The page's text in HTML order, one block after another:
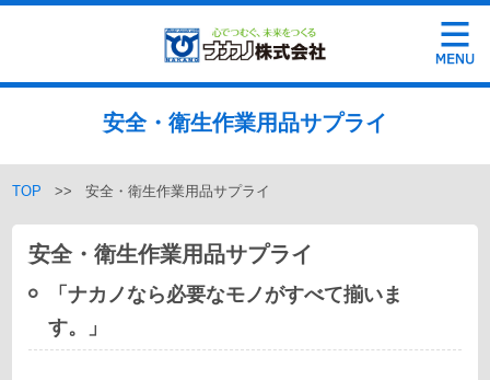
安全・衛生作業用品サプライ
TOP >> 安全・衛生作業用品サプライ
安全・衛生作業用品サプライ
「ナカノなら必要なモノがすべて揃いま
す。」